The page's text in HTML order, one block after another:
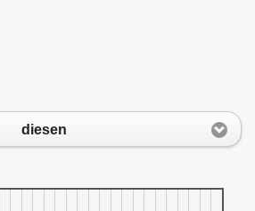
diesen